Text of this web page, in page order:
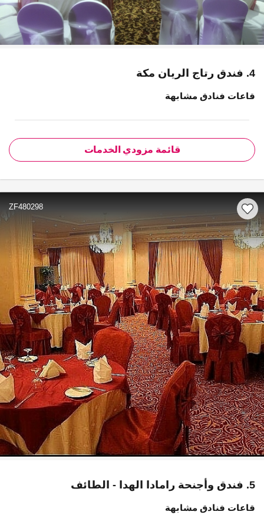
4. فندق رتاج الريان مكة
قاعات فنادق مشابهة
قائمة مزودي الخدمات
ZF480298
5. فندق وأجنحة رامادا الهدا - الطائف
قاعات فنادق مشابهة